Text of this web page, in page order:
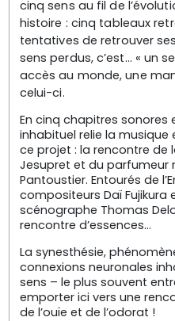
cinq sens au fil de
histoire : cinq tableaux
tentatives de retrouver
sens perdus, c’est… « un
accès au monde, une
celui-ci.
En cinq chapitres
inhabituel relie la
ce projet : la rencontre de
Jesupret et du parfumeur
Pantoustier. Entourés de
compositeurs Daï Fujikura
scénographe Thomas
rencontre d’essences…
La synesthésie,
connexions neuronales
sens – le plus souvent
emporter ici vers une
de l’ouïe et de l’odorat !